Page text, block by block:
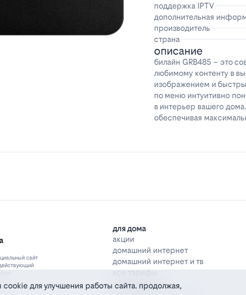
поддержка IPTV
дополнительная
производитель
страна
описание
билайн GRB485 – это
любимому контенту в
изображением и
по меню интуитивно
в интерьер вашего
обеспечивая
сайт
для дома
акции
домашний интернет
домашний интернет и тв
все тарифы
оборудование
для улучшения работы сайта. продолжая,